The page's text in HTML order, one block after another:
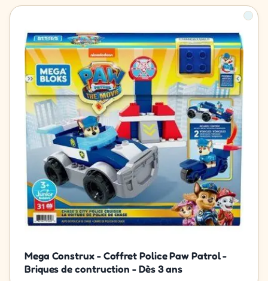
Mega Construx - Coffret Police Paw Patrol -
Briques de contruction - Dès 3 ans